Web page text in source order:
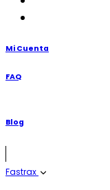
Mi Cuenta
FAQ
Blog
Fastrax